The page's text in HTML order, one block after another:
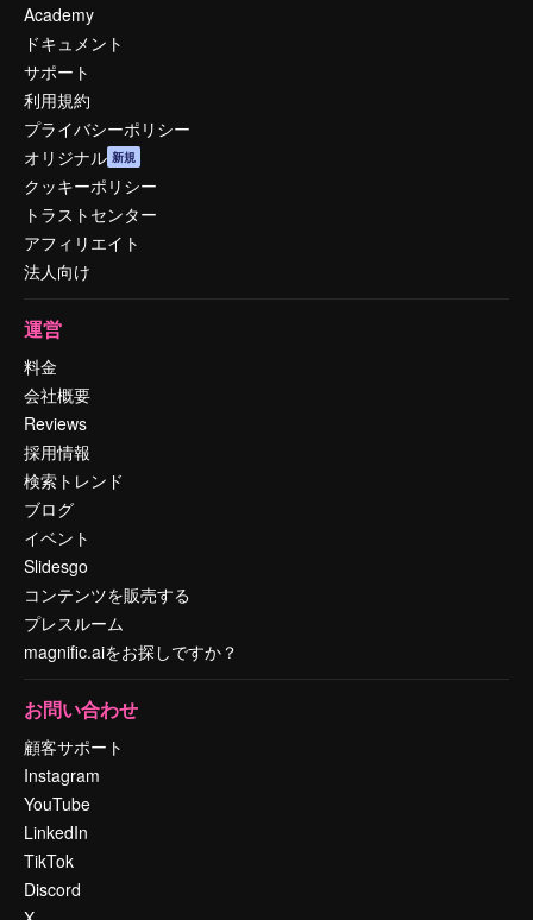
Academy
ドキュメント
サポート
利用規約
プライバシーポリシー
オリジナル 新規
クッキーポリシー
トラストセンター
アフィリエイト
法人向け
運営
料金
会社概要
Reviews
採用情報
検索トレンド
ブログ
イベント
Slidesgo
コンテンツを販売する
プレスルーム
magnific.aiをお探しですか？
お問い合わせ
顧客サポート
Instagram
YouTube
LinkedIn
TikTok
Discord